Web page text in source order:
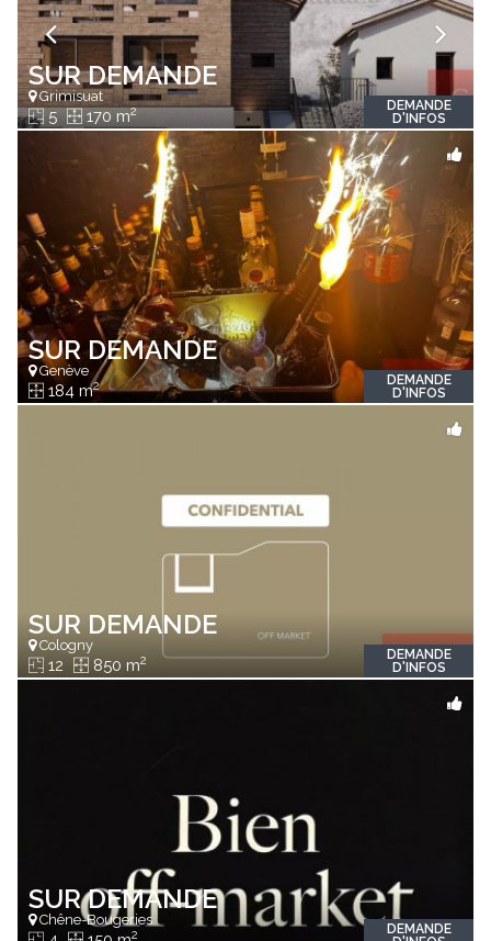
SUR DEMANDE
Grimisuat
5 170 m2
DEMANDE
D'INFOS
SUR DEMANDE
Genève
184 m2
DEMANDE
D'INFOS
SUR DEMANDE
Cologny
12 850 m2
DEMANDE
D'INFOS
SUR DEMANDE
Chêne-Bougeries
2
DEMANDE